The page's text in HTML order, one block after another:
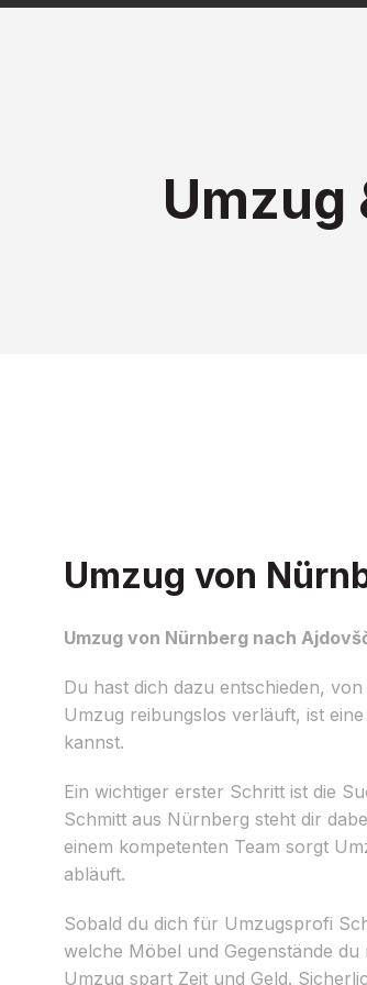
Umzug
Umzug von
Umzug von Nürnberg nach
Du hast dich dazu entschieden,
Umzug reibungslos verläuft, ist
kannst.
Ein wichtiger erster Schritt ist die
Schmitt aus Nürnberg steht dir
einem kompetenten Team sorgt
abläuft.
Sobald du dich für Umzugsprofi
welche Möbel und Gegenstände
Umzug spart Zeit und Geld.